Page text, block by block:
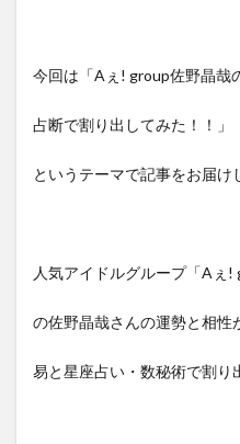
今回は「Aぇ! group佐野晶哉
占断で割り出してみた！！」
というテーマで記事をお届け
人気アイドルグループ「Aぇ!
の佐野晶哉さんの運勢と相性
易と星座占い・数秘術で割り